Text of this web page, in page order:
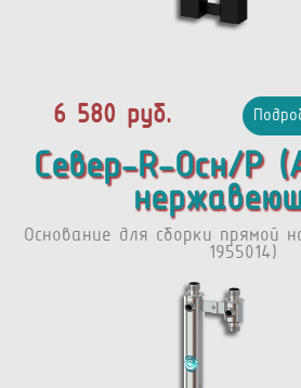
6 580 руб.
Север-R-Осн/Р
Основание для сборки прямой
1955014)